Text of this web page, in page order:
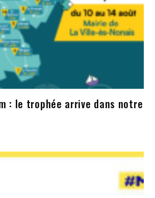
: le trophée arrive dans notre